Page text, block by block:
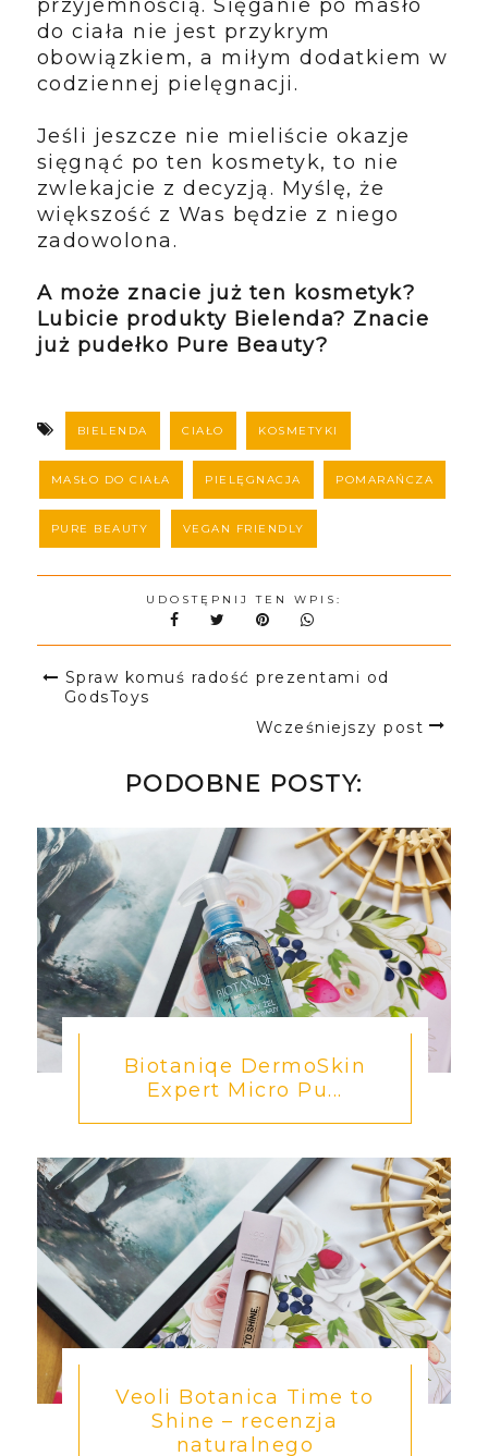
przyjemnością. Sięganie po masło
do ciała nie jest przykrym
obowiązkiem, a miłym dodatkiem w
codziennej pielęgnacji.
Jeśli jeszcze nie mieliście okazje
sięgnąć po ten kosmetyk, to nie
zwlekajcie z decyzją. Myślę, że
większość z Was będzie z niego
zadowolona.
A może znacie już ten kosmetyk?
Lubicie produkty Bielenda? Znacie
już pudełko Pure Beauty?
BIELENDA CIAŁO KOSMETYKI
MASŁO DO CIAŁA PIELĘGNACJA POMARAŃCZA
PURE BEAUTY VEGAN FRIENDLY
UDOSTĘPNIJ TEN WPIS:
Spraw komuś radość prezentami od
GodsToys
Wcześniejszy post
PODOBNE POSTY:
Biotaniqe DermoSkin
Expert Micro Pu...
Veoli Botanica Time to
Shine – recenzja
naturalnego